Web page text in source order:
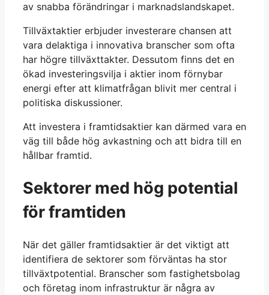
av snabba förändringar i marknadslandskapet.
Tillväxtaktier erbjuder investerare chansen att
vara delaktiga i innovativa branscher som ofta
har högre tillväxttakter. Dessutom finns det en
ökad investeringsvilja i aktier inom förnybar
energi efter att klimatfrågan blivit mer central i
politiska diskussioner.
Att investera i framtidsaktier kan därmed vara en
väg till både hög avkastning och att bidra till en
hållbar framtid.
Sektorer med hög potential
för framtiden
När det gäller framtidsaktier är det viktigt att
identifiera de sektorer som förväntas ha stor
tillväxtpotential. Branscher som fastighetsbolag
och företag inom infrastruktur är några av